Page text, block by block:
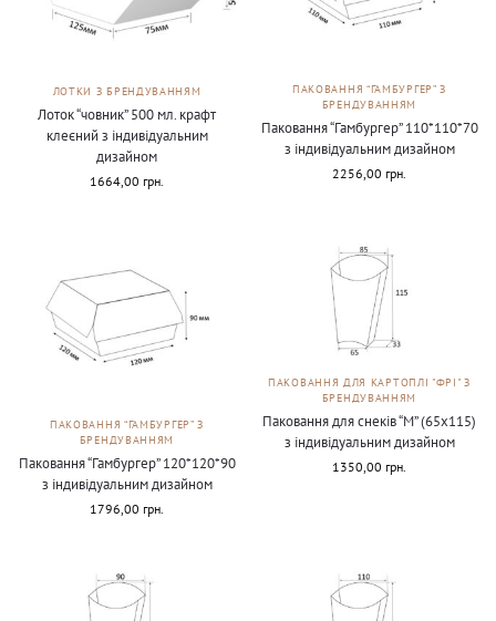
ЛОТКИ З БРЕНДУВАННЯМ
Лоток “човник” 500 мл. крафт
клеєний з індивідуальним
дизайном
1664,00 грн.
ПАКОВАННЯ “ГАМБУРГЕР” З
БРЕНДУВАННЯМ
Паковання “Гамбургер” 110*110*70
з індивідуальним дизайном
2256,00 грн.
ПАКОВАННЯ “ГАМБУРГЕР” З
БРЕНДУВАННЯМ
Паковання “Гамбургер” 120*120*90
з індивідуальним дизайном
1796,00 грн.
ПАКОВАННЯ ДЛЯ КАРТОПЛІ "ФРІ" З
БРЕНДУВАННЯМ
Паковання для снеків “М” (65х115)
з індивідуальним дизайном
1350,00 грн.